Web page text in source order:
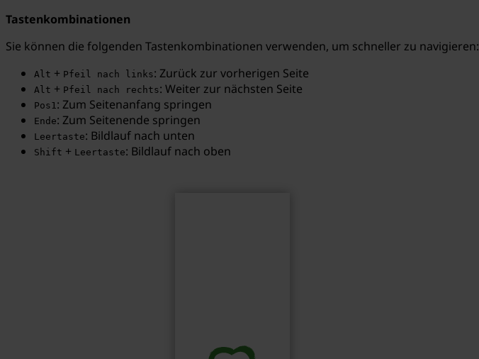
Tastenkombinationen
Sie können die folgenden Tastenkombinationen verwenden, um schneller zu navigieren:
Alt + Pfeil nach links: Zurück zur vorherigen Seite
Alt + Pfeil nach rechts: Weiter zur nächsten Seite
Pos1: Zum Seitenanfang springen
Ende: Zum Seitenende springen
Leertaste: Bildlauf nach unten
Shift + Leertaste: Bildlauf nach oben
Suchbegriff... Suchen